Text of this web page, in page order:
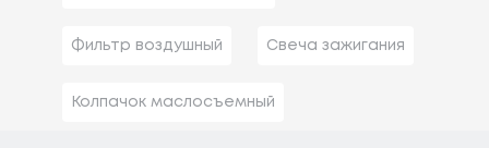
Фильтр воздушный Свеча зажигания
Колпачок маслосъемный